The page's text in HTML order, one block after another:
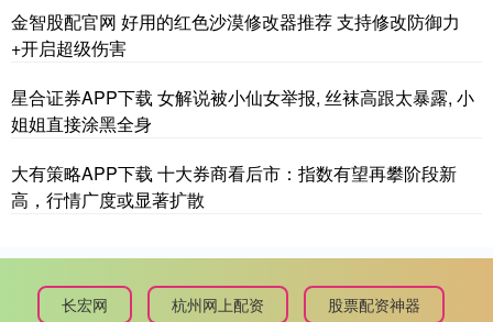
金智股配官网 好用的红色沙漠修改器推荐 支持修改防御力
+开启超级伤害
星合证券APP下载 女解说被小仙女举报, 丝袜高跟太暴露, 小
姐姐直接涂黑全身
大有策略APP下载 十大券商看后市：指数有望再攀阶段新
高，行情广度或显著扩散
长宏网 杭州网上配资 股票配资神器